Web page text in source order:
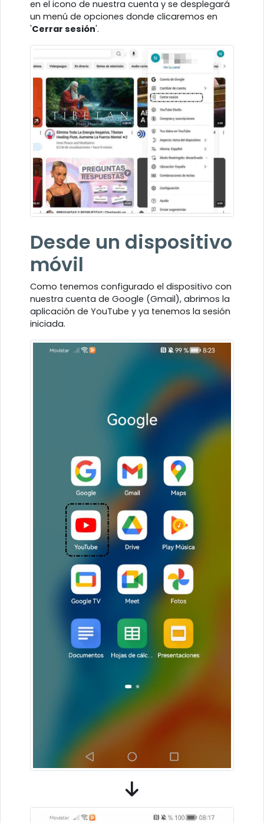
en el icono de nuestra cuenta y se desplegará
un menú de opciones donde clicaremos en
'Cerrar sesión'.
Desde un dispositivo
móvil
Como tenemos configurado el dispositivo con
nuestra cuenta de Google (Gmail), abrimos la
aplicación de YouTube y ya tenemos la sesión
iniciada.